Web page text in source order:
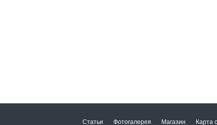
Статьи Фотогалерея Магазин Карта